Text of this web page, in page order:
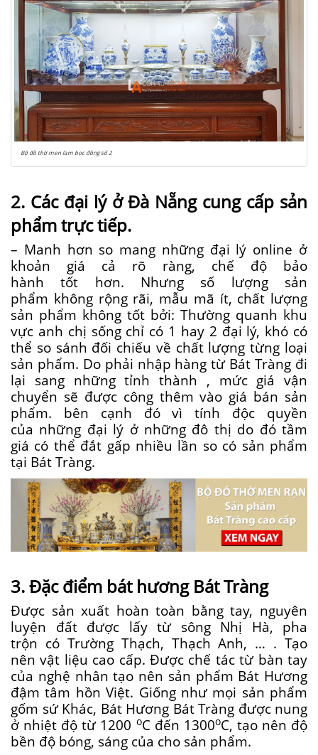
Bộ đồ thờ men lam bọc đồng số 2
2. Các đại lý ở Đà Nẵng cung cấp sản
phẩm trực tiếp.
– Manh hơn so mang những đại lý online ở
khoản giá cả rõ ràng, chế độ bảo
hànhtốt hơn. Nhưng số lượng sản
phẩm không rộng rãi, mẫu mã ít, chất lượng
sản phẩm không tốt bởi: Thường quanh khu
vực anh chị sống chỉ có 1 hay 2 đại lý, khó có
thể so sánh đối chiếu về chất lượng từng loại
sản phẩm. Do phải nhập hàngtừBát Tràng đi
lại sang những tỉnh thành , mức giá vận
chuyển sẽ được công thêm vào giá bán sản
phẩm. bên cạnh đóvì tính độc quyền
của những đại lý ở những đô thị do đótầm
giá có thể đắt gấp nhiều lần so có sản phẩm
tại Bát Tràng.
3. Đặc điểm bát hương Bát Tràng
Được sản xuất hoàn toàn bằng tay, nguyên
luyện đất được lấy từsông Nhị Hà, pha
trộn có Trường Thạch, Thạch Anh, … . Tạo
nênvật liệu cao cấp. Được chế tác từ bàn tay
của nghệ nhân tạo nên sản phẩm Bát Hương
đậm tâm hồn Việt. Giống như mọi sản phẩm
gốm sứ Khác, Bát Hương Bát Tràng được nung
ở nhiệt độtừ1200 oC đến 1300oC, tạo nên độ
bền độ bóng, sáng của cho sản phẩm.